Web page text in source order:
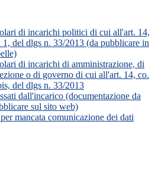
di incarichi politici di cui all'art. 14,
1, del dlgs n. 33/2013 (da pubblicare in
di incarichi di amministrazione, di
o di governo di cui all'art. 14, co.
del dlgs n. 33/2013
dall'incarico (documentazione da
sul sito web)
mancata comunicazione dei dati